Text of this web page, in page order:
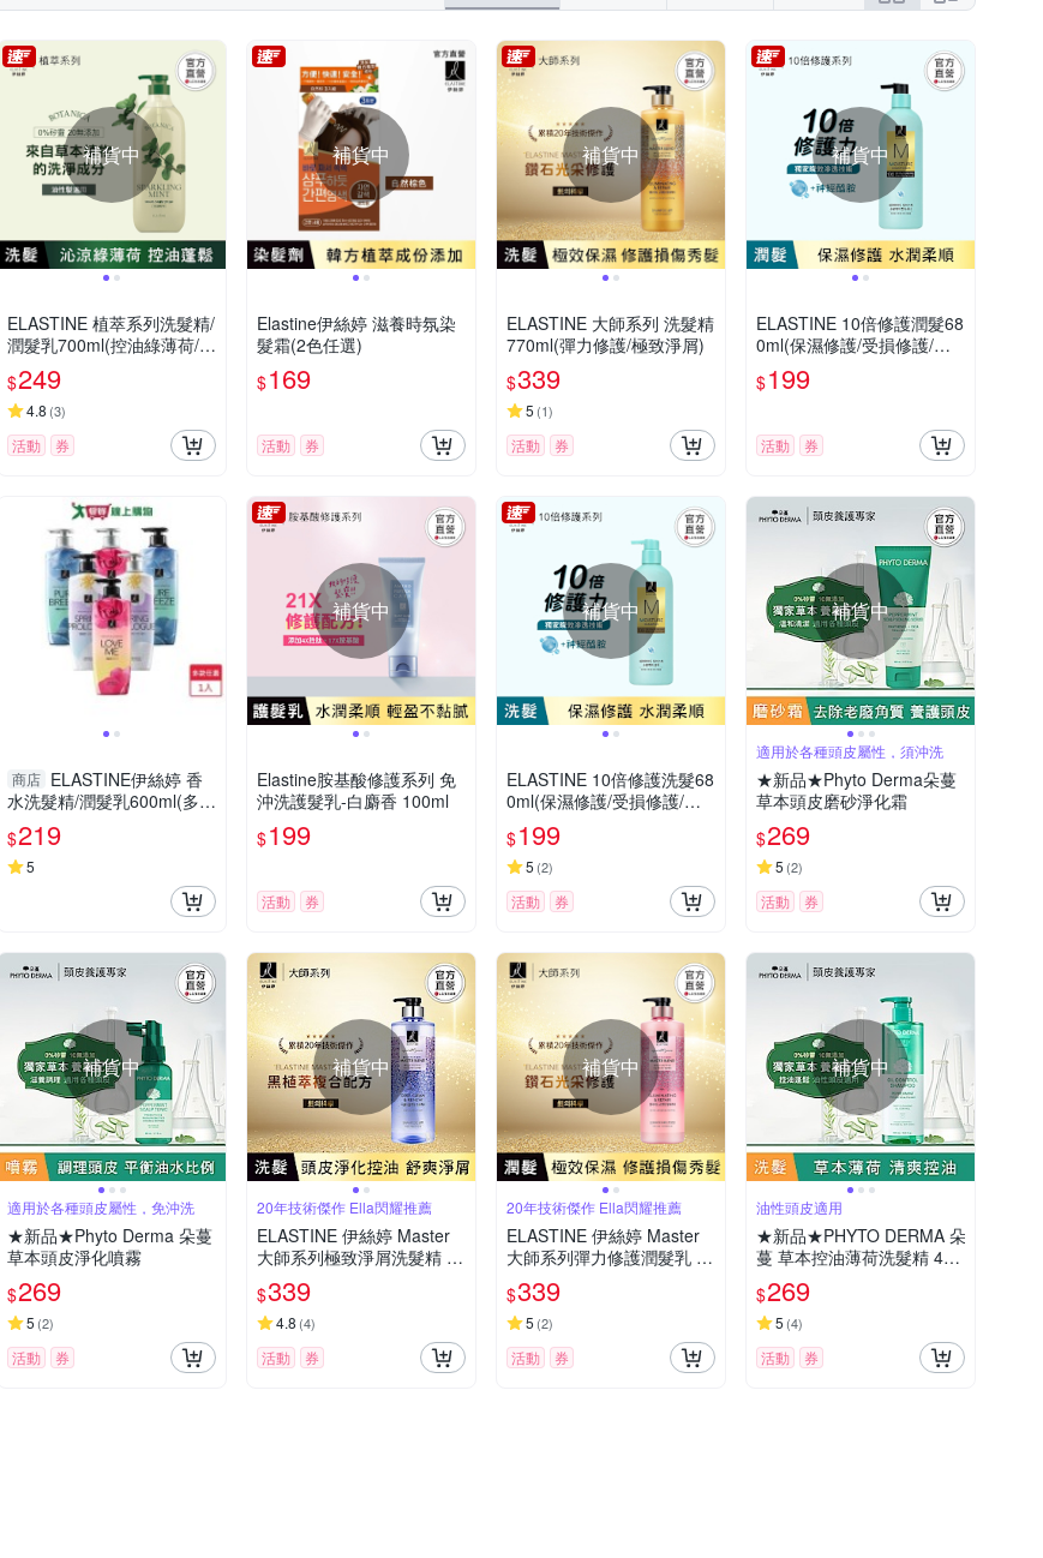
補貨中
ELASTINE 植萃系列洗髮精/
潤髮乳700ml(控油綠薄荷/舒
緩迷迭香/淨化迷香)
$249
4.8 (3)
活動 券
補貨中
Elastine伊絲婷 滋養時氛染
髮霜(2色任選)
$169
活動 券
補貨中
ELASTINE 大師系列 洗髮精
770ml(彈力修護/極致淨屑)
$339
5 (1)
活動 券
補貨中
ELASTINE 10倍修護潤髮68
0ml(保濕修護/受損修護/彈
力修護)
$199
活動 券
商店 ELASTINE伊絲婷 香
水洗髮精/潤髮乳600ml(多款
任選)【愛買】
$219
5
補貨中
Elastine胺基酸修護系列 免
沖洗護髮乳-白麝香 100ml
$199
活動 券
補貨中
ELASTINE 10倍修護洗髮68
0ml(保濕修護/受損修護/彈
力修護)
$199
5 (2)
活動 券
補貨中
適用於各種頭皮屬性，須沖洗
★新品★Phyto Derma朵蔓
草本頭皮磨砂淨化霜
$269
5 (2)
活動 券
補貨中
適用於各種頭皮屬性，免沖洗
★新品★Phyto Derma 朵蔓
草本頭皮淨化噴霧
$269
5 (2)
活動 券
補貨中
20年技術傑作 Ella閃耀推薦
ELASTINE 伊絲婷 Master
大師系列極致淨屑洗髮精 77
0ml
$339
4.8 (4)
活動 券
補貨中
20年技術傑作 Ella閃耀推薦
ELASTINE 伊絲婷 Master
大師系列彈力修護潤髮乳 77
0ml
$339
5 (2)
活動 券
補貨中
油性頭皮適用
★新品★PHYTO DERMA 朵
蔓 草本控油薄荷洗髮精 490
ml
$269
5 (4)
活動 券